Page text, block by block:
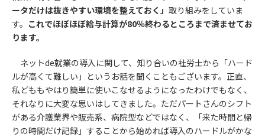
ータだけは抜きやすい環境を整えておく」 取り組みをしていま
す。 これでほぼほぼ給与計算が80％終わるところまで済ませてお
ります。
ネットde就業の導入に関して、知り合いの社労士から「ハード
ルが高くて難しい」というお話を聞くこともございます。正直、
私どももやはり簡単に使いこなせるようになったわけでもなく、
それなりに大変な思いはしてきました。ただパートさんのシフト
がある介護業界や販売系、病院型などではなく、「来た時間と帰
りの時間だけ記録」することから始めれば導入のハードルがかな